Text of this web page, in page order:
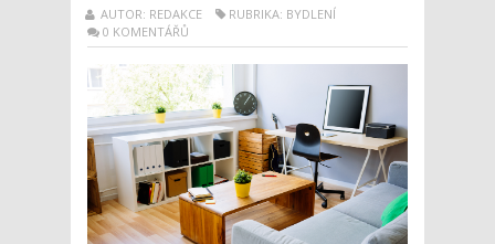
AUTOR: REDAKCE
RUBRIKA: BYDLENÍ
0 KOMENTÁŘŮ